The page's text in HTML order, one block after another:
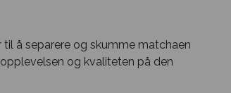
å separere og skumme matchaen
og kvaliteten på den